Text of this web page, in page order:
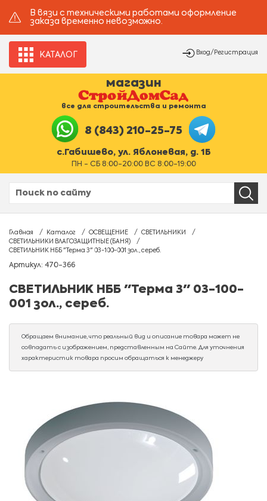
В вязи с техническими работами оформление
заказа временно невозможно.
КАТАЛОГ Вход/Регистрация
магазин
все для строительства и ремонта
8 (843) 210-25-75
с.Габишево, ул. Яблоневая, д. 1Б
ПН - СБ 8:00-20:00 ВС 8:00-19:00
Главная Каталог ОСВЕЩЕНИЕ
СВЕТИЛЬНИКИ
СВЕТИЛЬНИКИ ВЛАГОЗАЩИТНЫЕ (БАНЯ)
СВЕТИЛЬНИК НББ "Терма 3" 03-100-001 зол., сереб.
Артикул: 470-366
СВЕТИЛЬНИК НББ "Терма 3" 03-100-
001 зол., сереб.
Обращаем внимание, что реальный вид и описание товара может не
совпадать с изображением, представленным на Сайте. Для уточнения
характеристик товара просим обращаться к менеджеру